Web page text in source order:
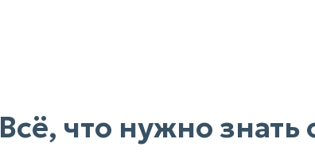
Всё, что нужно